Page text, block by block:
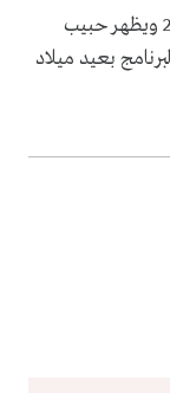
الخاص ببرنامج ستوديو 22 ويظهر حبيب
بعيد ميلاد